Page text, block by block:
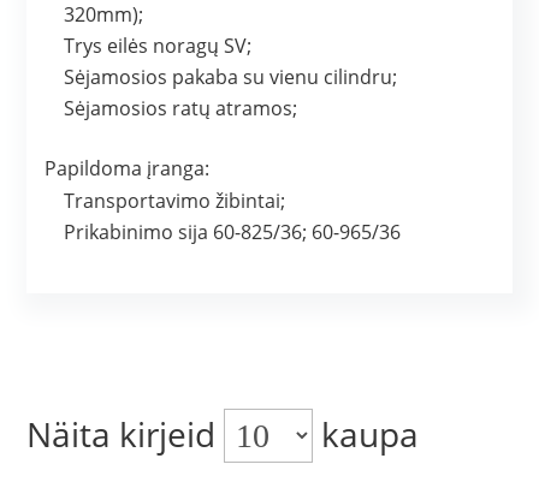
320mm);
Trys eilės noragų SV;
Sėjamosios pakaba su vienu cilindru;
Sėjamosios ratų atramos;
Papildoma įranga:
Transportavimo žibintai;
Prikabinimo sija 60-825/36; 60-965/36
Näita kirjeid
kaupa